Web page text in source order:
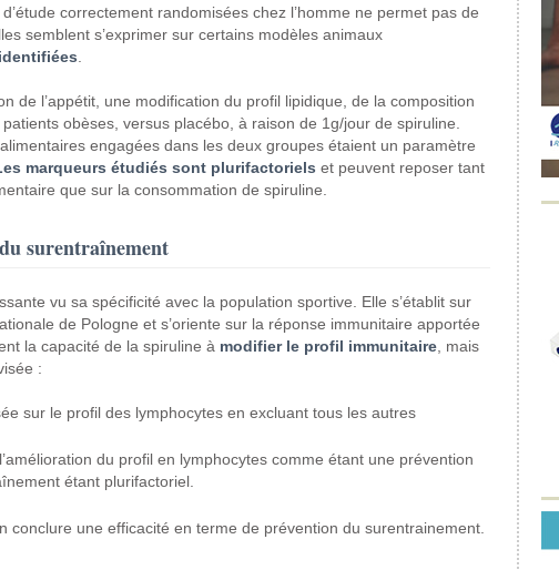
correctement randomisées chez l’homme ne permet pas de
semblent s’exprimer sur certains modèles animaux
de l’appétit, une modification du profil lipidique, de la composition
obèses, versus placébo, à raison de 1g/jour de spiruline.
engagées dans les deux groupes étaient un paramètre
marqueurs étudiés sont plurifactoriels et peuvent reposer tant
que sur la consommation de spiruline.
surentraînement
vu sa spécificité avec la population sportive. Elle s’établit sur
de Pologne et s’oriente sur la réponse immunitaire apportée
la capacité de la spiruline à modifier le profil immunitaire, mais
:
sur le profil des lymphocytes en excluant tous les autres
du profil en lymphocytes comme étant une prévention
étant plurifactoriel.
conclure une efficacité en terme de prévention du surentrainement.